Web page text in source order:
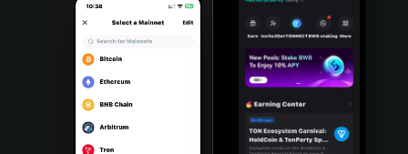
Português (Portugal)
Bahasa Indonesia